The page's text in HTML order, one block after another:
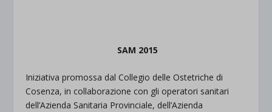
SAM 2015
Iniziativa promossa dal Collegio delle Ostetriche di
Cosenza, in collaborazione con gli operatori sanitari
dell’Azienda Sanitaria Provinciale, dell’Azienda